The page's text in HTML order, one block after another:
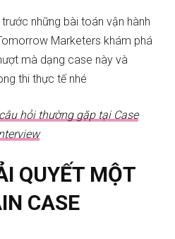
những bài toán vận hành
Marketers khám phá
mà dạng case này và
thi thực tế nhé
hỏi thường gặp tại Case
QUYẾT MỘT
CASE